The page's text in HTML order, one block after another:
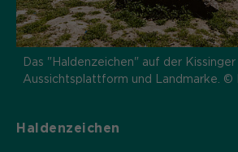
Das "Haldenzeichen" auf der
Aussichtsplattform und Landmarke. ©
Haldenzeichen